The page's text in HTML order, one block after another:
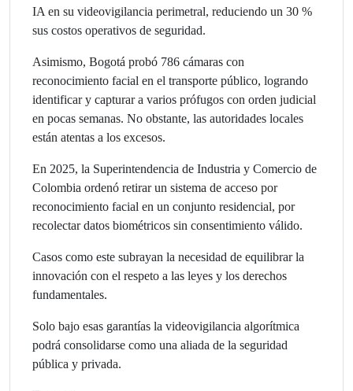
IA en su videovigilancia perimetral, reduciendo un 30 %
sus costos operativos de seguridad.
Asimismo, Bogotá probó 786 cámaras con
reconocimiento facial en el transporte público, logrando
identificar y capturar a varios prófugos con orden judicial
en pocas semanas. No obstante, las autoridades locales
están atentas a los excesos.
En 2025, la Superintendencia de Industria y Comercio de
Colombia ordenó retirar un sistema de acceso por
reconocimiento facial en un conjunto residencial, por
recolectar datos biométricos sin consentimiento válido.
Casos como este subrayan la necesidad de equilibrar la
innovación con el respeto a las leyes y los derechos
fundamentales.
Solo bajo esas garantías la videovigilancia algorítmica
podrá consolidarse como una aliada de la seguridad
pública y privada.